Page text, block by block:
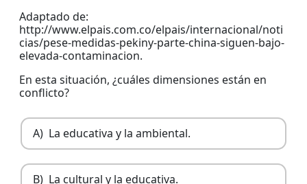
Adaptado de:
http://www.elpais.com.co/elpais/internacional/noti
cias/pese-medidas-pekiny-parte-china-siguen-bajo-
elevada-contaminacion.
En esta situación, ¿cuáles dimensiones están en
conflicto?
A) La educativa y la ambiental.
B) La cultural y la educativa.